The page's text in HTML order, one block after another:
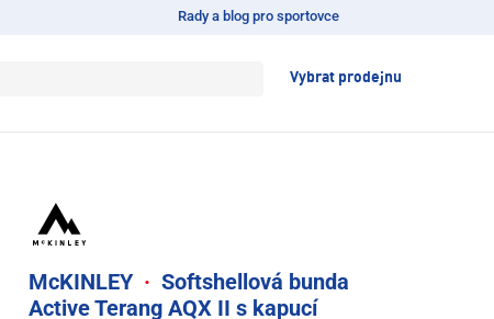
Rady a blog pro sportovce
Vybrat prodejnu
McKINLEY · Softshellová bunda
Active Terang AQX II s kapucí